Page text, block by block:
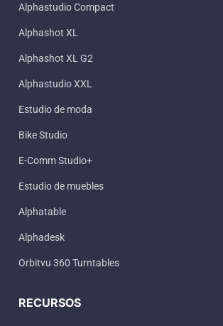
Alphastudio Compact
Alphashot XL
Alphashot XL G2
Alphastudio XXL
Estudio de moda
Bike Studio
E-Comm Studio+
Estudio de muebles
Alphatable
Alphadesk
Orbitvu 360 Turntables
RECURSOS